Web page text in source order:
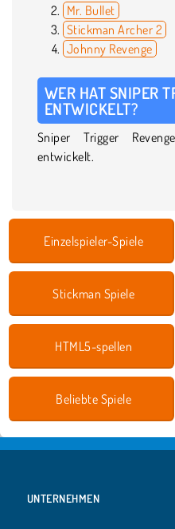
Mr. Bullet
Stickman Archer 2
Johnny Revenge
WER HAT SNIPER
ENTWICKELT?
Sniper Trigger
entwickelt.
Einzelspieler-Spiele
Stickman Spiele
HTML5-spellen
Beliebte Spiele
UNTERNEHMEN